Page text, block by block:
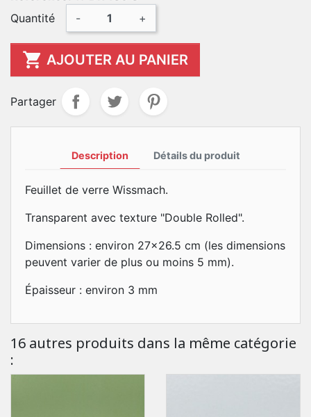
Quantité
- +
 AJOUTER AU PANIER
Partager
Description Détails du produit
Feuillet de verre Wissmach.
Transparent avec texture "Double Rolled".
Dimensions : environ 27x26.5 cm (les dimensions
peuvent varier de plus ou moins 5 mm).
Épaisseur : environ 3 mm
16 autres produits dans la même catégorie
: